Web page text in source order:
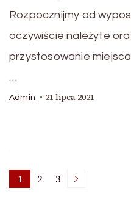
Rozpocznijmy od
oczywiście należyte
przystosowanie
…
Admin 21 lipca 2021
Strona
1 Strona
2 Strona
3